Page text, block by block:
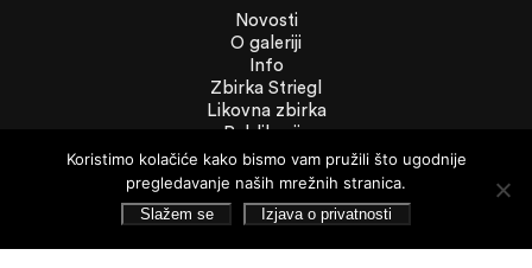
Novosti
O galeriji
Info
Zbirka Striegl
Likovna zbirka
Publikacije
Dokumenti
Dokumenti
Financijska izvješća
Koristimo kolačiće kako bismo vam pružili što ugodnije
pregledavanje naših mrežnih stranica.
Slažem se Izjava o privatnosti